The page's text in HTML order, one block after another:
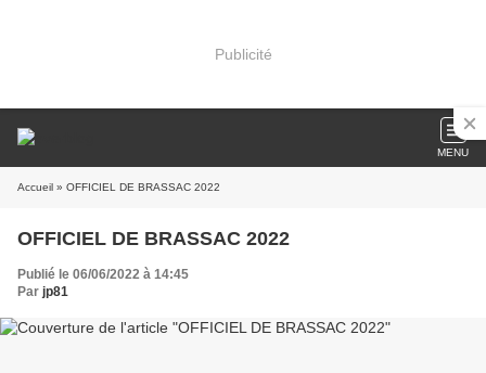
Publicité
MENU
Accueil » OFFICIEL DE BRASSAC 2022
OFFICIEL DE BRASSAC 2022
Publié le 06/06/2022 à 14:45
Par jp81